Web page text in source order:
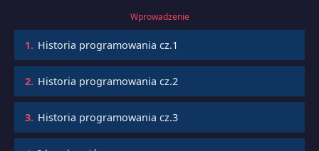
Wprowadzenie
1. Historia programowania cz.1
2. Historia programowania cz.2
3. Historia programowania cz.3